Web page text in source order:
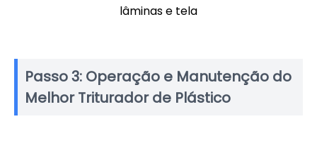
lâminas e tela
Passo 3: Operação e Manutenção do
Melhor Triturador de Plástico